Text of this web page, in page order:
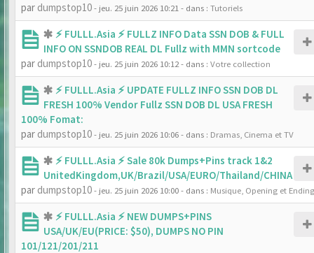
par dumpstop10- jeu. 25 juin 2026 10:21 - dans : Tutoriels
⚡ FULLL.Asia ⚡ FULLZ INFO Data SSN DOB & FULL
INFO ON SSNDOB REAL DL Fullz with MMN sortcode
par dumpstop10- jeu. 25 juin 2026 10:12- dans : Votre collection
⚡ FULLL.Asia ⚡ UPDATE FULLZ INFO SSN DOB DL
FRESH 100% Vendor Fullz SSN DOB DL USA FRESH
100% Fomat:
par dumpstop10- jeu. 25 juin 2026 10:06- dans : Dramas, Cinema et TV
⚡ FULLL.Asia ⚡ Sale 80k Dumps+Pins track 1&2
UnitedKingdom,UK/Brazil/USA/EURO/Thailand/CHINA
par dumpstop10- jeu. 25 juin 2026 10:00- dans : Musique, Opening et Ending
⚡ FULLL.Asia ⚡ NEW DUMPS+PINS
USA/UK/EU(PRICE: $50), DUMPS NO PIN
101/121/201/211